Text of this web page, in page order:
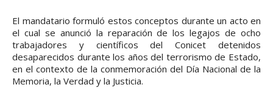
El mandatario formuló estos conceptos durante un acto en
el cual se anunció la reparación de los legajos de ocho
trabajadores y científicos del Conicet detenidos
desaparecidos durante los años del terrorismo de Estado,
en el contexto de la conmemoración del Día Nacional de la
Memoria, la Verdad y la Justicia.